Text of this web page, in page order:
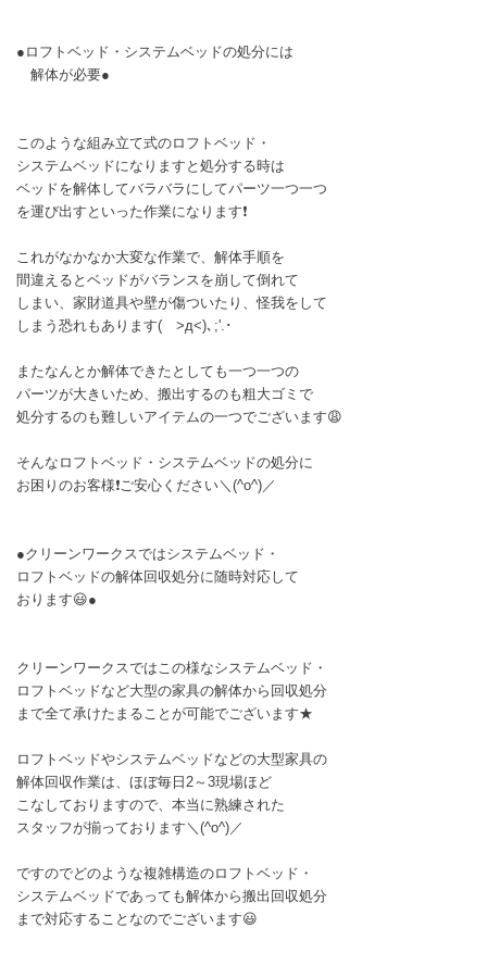
●ロフトベッド・システムベッドの処分には
解体が必要●
このような組み立て式のロフトベッド・
システムベッドになりますと処分する時は
ベッドを解体してバラバラにしてパーツ一つ一つ
を運び出すといった作業になります❗
これがなかなか大変な作業で、解体手順を
間違えるとベッドがバランスを崩して倒れて
しまい、家財道具や壁が傷ついたり、怪我をして
しまう恐れもあります( >д<)､;'.･
またなんとか解体できたとしても一つ一つの
パーツが大きいため、搬出するのも粗大ゴミで
処分するのも難しいアイテムの一つでございます😩
そんなロフトベッド・システムベッドの処分に
お困りのお客様❗ご安心ください＼(^o^)／
●クリーンワークスではシステムベッド・
ロフトベッドの解体回収処分に随時対応して
おります😃●
クリーンワークスではこの様なシステムベッド・
ロフトベッドなど大型の家具の解体から回収処分
まで全て承けたまることが可能でございます★
ロフトベッドやシステムベッドなどの大型家具の
解体回収作業は、ほぼ毎日2～3現場ほど
こなしておりますので、本当に熟練された
スタッフが揃っております＼(^o^)／
ですのでどのような複雑構造のロフトベッド・
システムベッドであっても解体から搬出回収処分
まで対応することなのでございます😃